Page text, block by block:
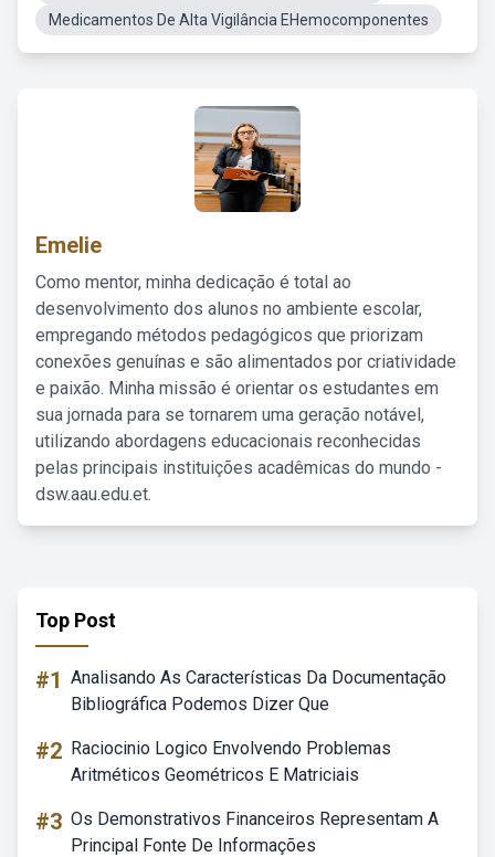
Medicamentos De Alta Vigilância EHemocomponentes
Emelie
Como mentor, minha dedicação é total ao
desenvolvimento dos alunos no ambiente escolar,
empregando métodos pedagógicos que priorizam
conexões genuínas e são alimentados por criatividade
e paixão. Minha missão é orientar os estudantes em
sua jornada para se tornarem uma geração notável,
utilizando abordagens educacionais reconhecidas
pelas principais instituições acadêmicas do mundo -
dsw.aau.edu.et.
Top Post
#1 Analisando As Características Da Documentação
Bibliográfica Podemos Dizer Que
#2 Raciocinio Logico Envolvendo Problemas
Aritméticos Geométricos E Matriciais
#3 Os Demonstrativos Financeiros Representam A
Principal Fonte De Informações